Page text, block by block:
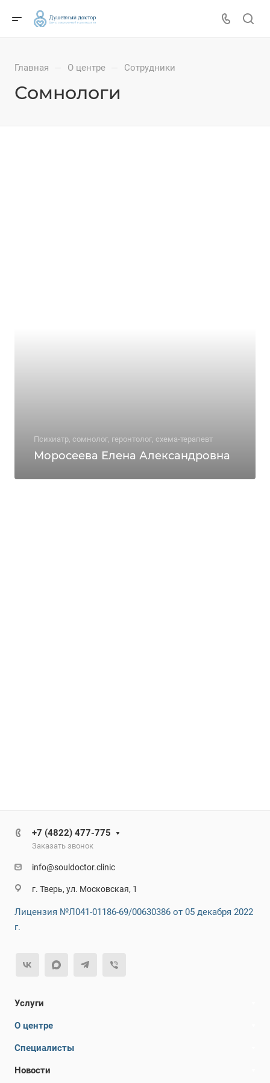
Главная — О центре — Сотрудники
Сомнологи
Психиатр, сомнолог, геронтолог, схема-терапевт
Моросеева Елена Александровна
+7 (4822) 477-775
Заказать звонок
info@souldoctor.clinic
г. Тверь, ул. Московская, 1
Лицензия №Л041-01186-69/00630386 от 05 декабря 2022
г.
Услуги
О центре
Специалисты
Новости